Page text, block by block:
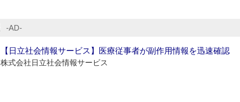
‐AD‐
【日立社会情報サービス】医療従事者が副作用情報を迅速確認
株式会社日立社会情報サービス